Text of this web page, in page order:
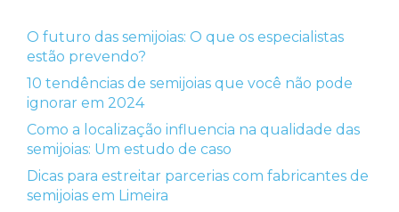
O futuro das semijoias: O que os especialistas
estão prevendo?
10 tendências de semijoias que você não pode
ignorar em 2024
Como a localização influencia na qualidade das
semijoias: Um estudo de caso
Dicas para estreitar parcerias com fabricantes de
semijoias em Limeira